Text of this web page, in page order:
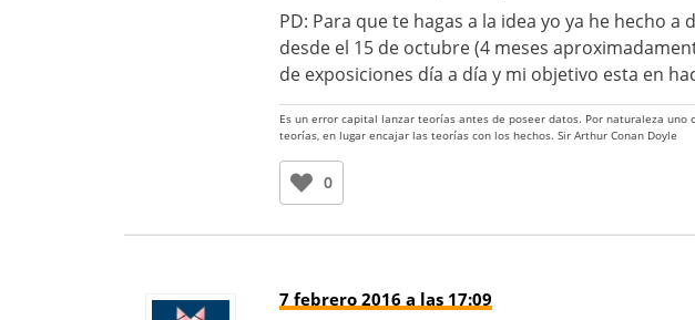
PD: Para que te hagas a la idea yo ya he hecho a
desde el 15 de octubre (4 meses
de exposiciones día a día y mi objetivo esta en
Es un error capital lanzar teorías antes de poseer datos. Por naturaleza
teorías, en lugar encajar las teorías con los hechos. Sir Arthur Conan Doyle
0
7 febrero 2016 a las 17:09